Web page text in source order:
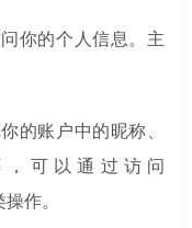
你的个人信息。主
的账户中的昵称、
可以通过访问
作。